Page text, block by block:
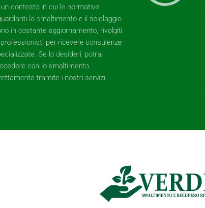
un contesto in cui le normative
lo smaltimento e il riciclaggio
in costante aggiornamento, rivolgiti
per ricevere consulenze
Se lo desideri, potrai
con lo smaltimento
tramite i nostri servizi.